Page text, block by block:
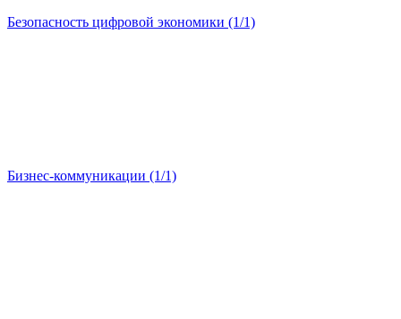
Безопасность цифровой экономики (1/1)
Бизнес-коммуникации (1/1)